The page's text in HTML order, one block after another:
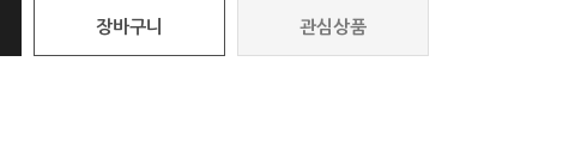
장바구니 관심상품